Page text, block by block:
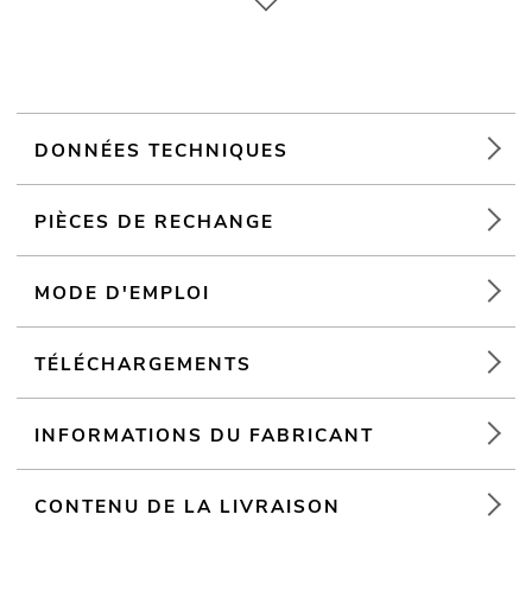
Crossfader pour le fondu enchaîné entre les entrées
Boîtier du pupitre
Pour des domaines d'application tels que: Cave aménagée pour
les fêtes; DJ itinérants / artistes solos; usage portable
DONNÉES TECHNIQUES
PIÈCES DE RECHANGE
MODE D'EMPLOI
TÉLÉCHARGEMENTS
INFORMATIONS DU FABRICANT
CONTENU DE LA LIVRAISON